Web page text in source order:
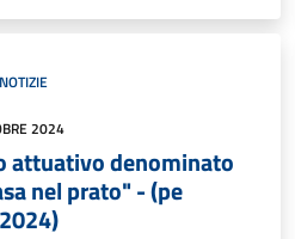
NOTIZIE
2024
attuativo denominato
nel prato" - (pe